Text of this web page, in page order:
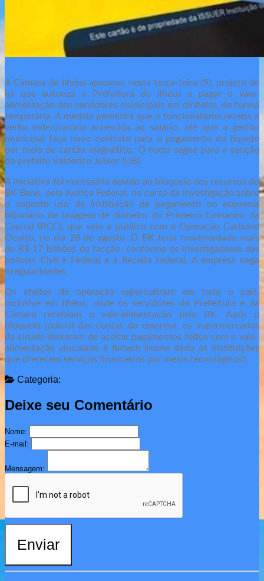
A Câmara de Ilhéus aprovou, nesta terça-feira (9), projeto de
lei que autoriza a Prefeitura de Ilhéus a pagar o vale-
alimentação dos servidores municipais em dinheiro, de forma
temporária. A medida permitirá que o funcionalismo receba a
verba indenizatória acrescida ao salário, até que a gestão
municipal faça novo contrato para o pagamento do tíquete
por meio de cartão magnético. O texto segue para a sanção
do prefeito Valderico Junior (UB).
A iniciativa foi necessária devido ao bloqueio dos recursos do
BK Bank, pela Justiça Federal, no curso da investigação sobre
o suposto uso da instituição de pagamento no esquema
bilionário de lavagem de dinheiro do Primeiro Comando da
Capital (PCC), que veio a público com a Operação Carbono
Oculto, no dia 28 de agosto. O BK teria movimentado mais
de R$ 17 bilhões da facção, conforme os investigadores das
polícias Civil e Federal e a Receita Federal. A empresa nega
irregularidades.
Os efeitos da operação repercutiram em todo o país,
inclusive em Ilhéus, onde os servidores da Prefeitura e da
Câmara recebiam o vale-alimentação pelo BK. Após o
bloqueio judicial das contas da empresa, os supermercados
da cidade deixaram de aceitar pagamentos feitos com o vale-
alimentação vinculado à fintech (nome dado às instituições
que oferecem serviços financeiros por meios tecnológicos).
Categoria:
Deixe seu Comentário
Nome:
E-mail:
Mensagem:
Enviar